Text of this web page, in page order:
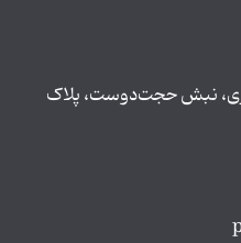
نبش حجت‌دوست، پلاک